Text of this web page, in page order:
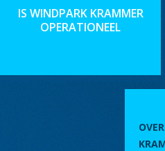
IS WINDPARK KRAMMER
OPERATIONEEL